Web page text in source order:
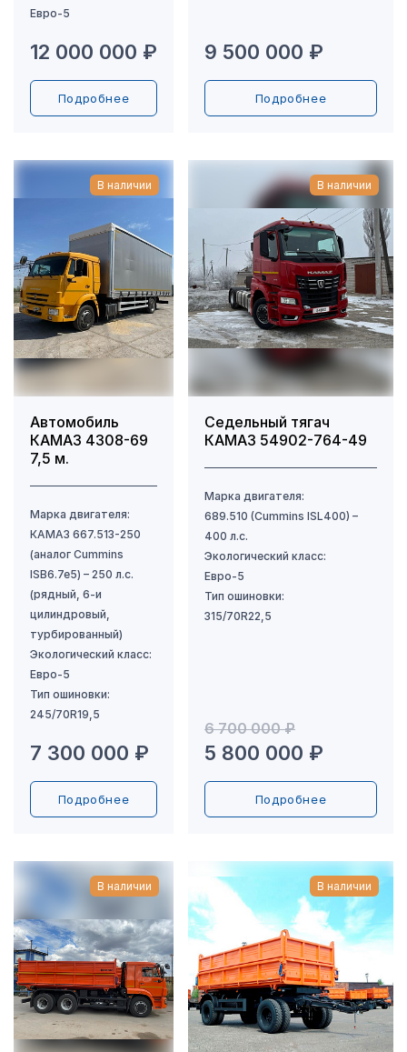
12 000 000 ₽
Подробнее
9 500 000 ₽
Подробнее
В наличии
Автомобиль
КАМАЗ 4308-69
7,5 м.
7 300 000 ₽
Подробнее
В наличии
Седельный тягач
КАМАЗ 54902-764-49
6 700 000 ₽
5 800 000 ₽
Подробнее
В наличии В наличии